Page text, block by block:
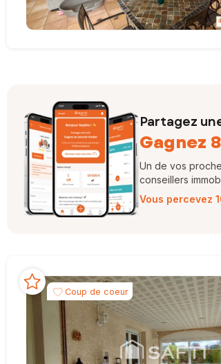
Partagez
Gagnez
Un de vos
conseillers
Vous percevez
Coup de coeur